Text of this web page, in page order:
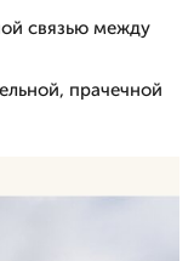
связью между
прачечной